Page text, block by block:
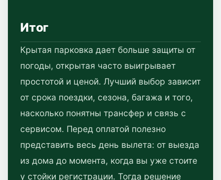
Итог
Крытая парковка дает больше защиты от
погоды, открытая часто выигрывает
простотой и ценой. Лучший выбор зависит
от срока поездки, сезона, багажа и того,
насколько понятны трансфер и связь с
сервисом. Перед оплатой полезно
представить весь день вылета: от выезда
из дома до момента, когда вы уже стоите
у стойки регистрации. Тогда решение